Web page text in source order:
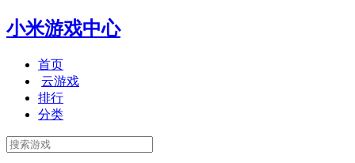
小米游戏中心
首页
云游戏
排行
分类